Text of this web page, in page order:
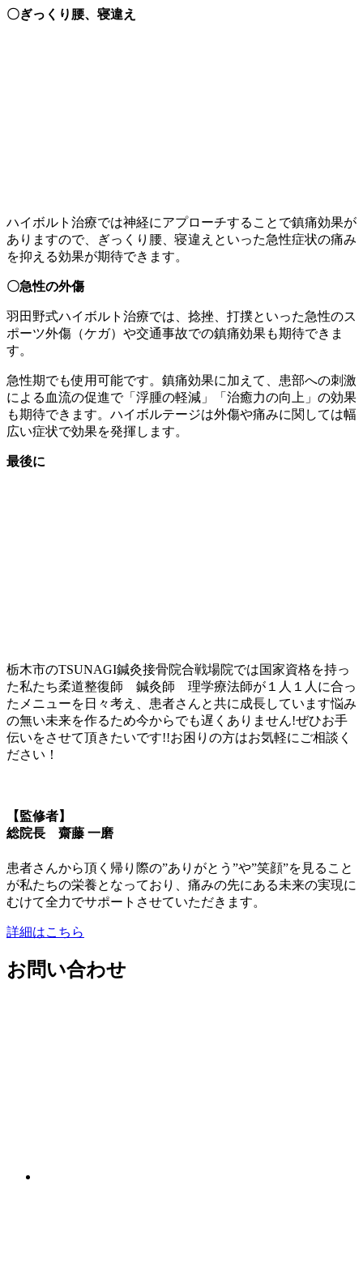
〇ぎっくり腰、寝違え
ハイボルト治療では神経にアプローチすることで鎮痛効果が
ありますので、ぎっくり腰、寝違えといった急性症状の痛み
を抑える効果が期待できます。
〇急性の外傷
羽田野式ハイボルト治療では、捻挫、打撲といった急性のス
ポーツ外傷（ケガ）や交通事故での鎮痛効果も期待できま
す。
急性期でも使用可能です。鎮痛効果に加えて、患部への刺激
による血流の促進で「浮腫の軽減」「治癒力の向上」の効果
も期待できます。ハイボルテージは外傷や痛みに関しては幅
広い症状で効果を発揮します。
最後に
栃木市のTSUNAGI鍼灸接骨院合戦場院では国家資格を持っ
た私たち柔道整復師 鍼灸師 理学療法師が１人１人に合っ
たメニューを日々考え、患者さんと共に成長しています悩み
の無い未来を作るため今からでも遅くありません!ぜひお手
伝いをさせて頂きたいです!!お困りの方はお気軽にご相談く
ださい！
【監修者】
総院長 齋藤 一磨
患者さんから頂く帰り際の”ありがとう”や”笑顔”を見ること
が私たちの栄養となっており、痛みの先にある未来の実現に
むけて全力でサポートさせていただきます。
詳細はこちら
お問い合わせ